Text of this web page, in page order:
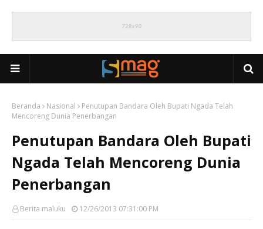
Beranda Nasional
Penutupan Bandara Oleh Bupati Ngada Telah
Mencoreng Dunia Penerbangan
Penutupan Bandara Oleh Bupati
Ngada Telah Mencoreng Dunia
Penerbangan
Berita maluku 12/26/2013 07:31:00 PM